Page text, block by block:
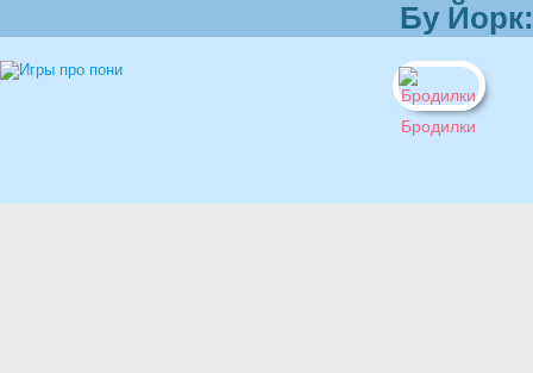
Бу
Бродилки